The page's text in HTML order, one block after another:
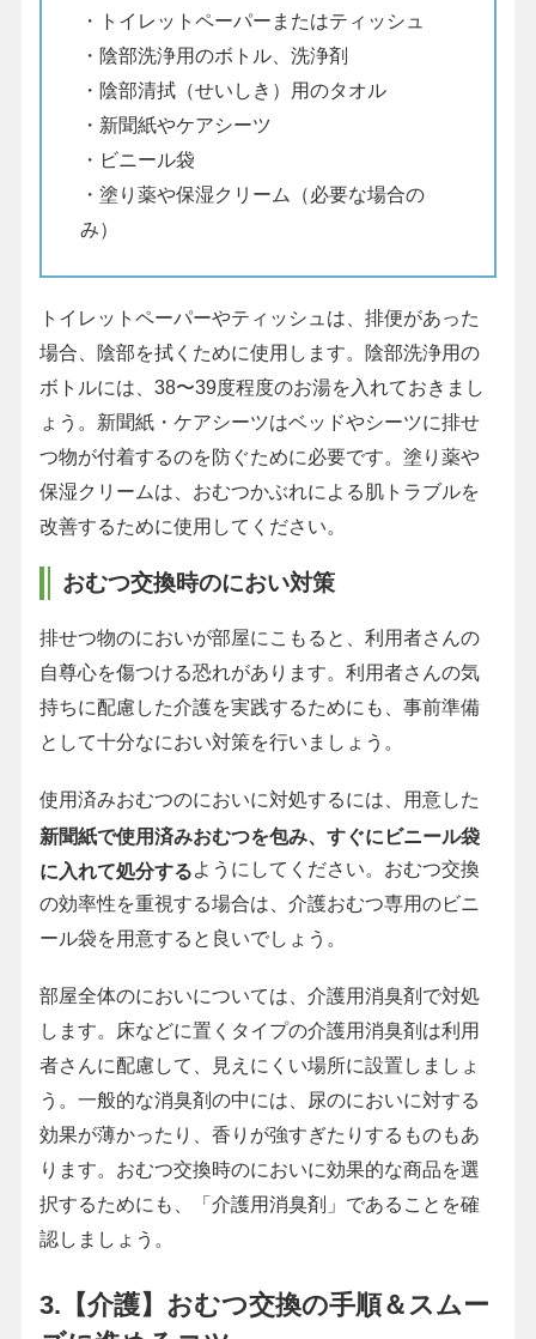
・トイレットペーパーまたはティッシュ
・陰部洗浄用のボトル、洗浄剤
・陰部清拭（せいしき）用のタオル
・新聞紙やケアシーツ
・ビニール袋
・塗り薬や保湿クリーム（必要な場合の
み）
トイレットペーパーやティッシュは、排便があった
場合、陰部を拭くために使用します。陰部洗浄用の
ボトルには、38〜39度程度のお湯を入れておきまし
ょう。新聞紙・ケアシーツはベッドやシーツに排せ
つ物が付着するのを防ぐために必要です。塗り薬や
保湿クリームは、おむつかぶれによる肌トラブルを
改善するために使用してください。
おむつ交換時のにおい対策
排せつ物のにおいが部屋にこもると、利用者さんの
自尊心を傷つける恐れがあります。利用者さんの気
持ちに配慮した介護を実践するためにも、事前準備
として十分なにおい対策を行いましょう。
使用済みおむつのにおいに対処するには、用意した
新聞紙で使用済みおむつを包み、すぐにビニール袋
に入れて処分するようにしてください。おむつ交換
の効率性を重視する場合は、介護おむつ専用のビニ
ール袋を用意すると良いでしょう。
部屋全体のにおいについては、介護用消臭剤で対処
します。床などに置くタイプの介護用消臭剤は利用
者さんに配慮して、見えにくい場所に設置しましょ
う。一般的な消臭剤の中には、尿のにおいに対する
効果が薄かったり、香りが強すぎたりするものもあ
ります。おむつ交換時のにおいに効果的な商品を選
択するためにも、「介護用消臭剤」であることを確
認しましょう。
3.【介護】おむつ交換の手順＆スムー